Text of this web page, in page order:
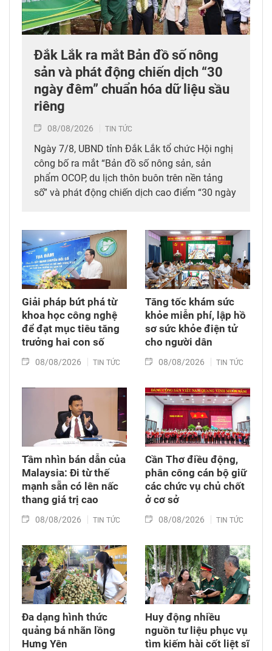
Đắk Lắk ra mắt Bản đồ số nông
sản và phát động chiến dịch “30
ngày đêm” chuẩn hóa dữ liệu sầu
riêng
08/08/2026 TIN TỨC
Ngày 7/8, UBND tỉnh Đắk Lắk tổ chức Hội nghị
công bố ra mắt “Bản đồ số nông sản, sản
phẩm OCOP, du lịch thôn buôn trên nền tảng
số” và phát động chiến dịch cao điểm “30 ngày
sầu riêng trên địa bàn tỉnh. Đây được xem là
bước đi chiến lược nhằm tích hợp đồng bộ
công nghệ số vào chuỗi giá trị nông nghiệp và
phát triển nông thôn địa phương.
Giải pháp bứt phá từ
khoa học công nghệ
để đạt mục tiêu tăng
trưởng hai con số
08/08/2026 TIN TỨC
Tăng tốc khám sức
khỏe miễn phí, lập hồ
sơ sức khỏe điện tử
cho người dân
08/08/2026 TIN TỨC
Tầm nhìn bán dẫn của
Malaysia: Đi từ thế
mạnh sẵn có lên nấc
thang giá trị cao
08/08/2026 TIN TỨC
Cần Thơ điều động,
phân công cán bộ giữ
các chức vụ chủ chốt
ở cơ sở
08/08/2026 TIN TỨC
Đa dạng hình thức
quảng bá nhãn lồng
Hưng Yên
Huy động nhiều
nguồn tư liệu phục vụ
tìm kiếm hài cốt liệt sĩ